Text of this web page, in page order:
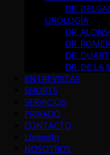
DR.
UROLOGÍA
DR.
DR.
DR.
DR. DE LA
ENTREVISTAS
SHORTS
SERVICIOS
PRIVADO
CONTACTO
LinkedIn
NOSOTROS